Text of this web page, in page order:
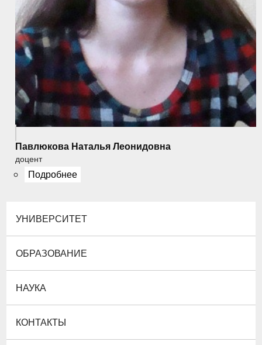
Павлюкова Наталья Леонидовна
доцент
Подробнее
УНИВЕРСИТЕТ
ОБРАЗОВАНИЕ
НАУКА
КОНТАКТЫ